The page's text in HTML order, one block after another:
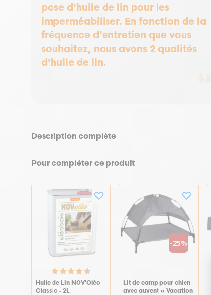
pose d'huile de lin pour les
imperméabiliser. En fonction de la
fréquence d'entretien que vous
souhaitez, nous avons 2 qualités
d'huile de lin.
Description complète
Pour compléter ce produit
Huile de Lin NOV'Oléo
Classic - 2L
-25%
Lit de camp pour chien
avec auvent « Vacation